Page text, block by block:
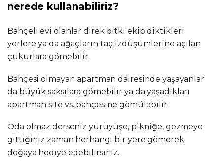
nerede kullanabiliriz?
Bahçeli evi olanlar direk bitki ekip diktikleri
yerlere ya da ağaçların taç izdüşümlerine açılan
çukurlara gömebilir.
Bahçesi olmayan apartman dairesinde yaşayanlar
da büyük saksılara gömebilir ya da yaşadıkları
apartman site vs. bahçesine gömülebilir.
Oda olmaz derseniz yürüyüşe, pikniğe, gezmeye
gittiğiniz zaman herhangi bir yere gömerek
doğaya hediye edebilirsiniz.